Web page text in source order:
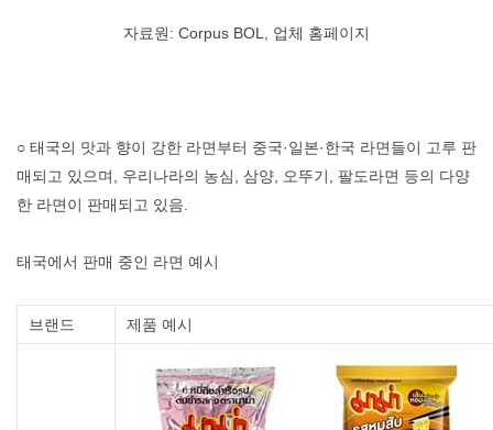
자료원: Corpus BOL, 업체 홈페이지
○ 태국의 맛과 향이 강한 라면부터 중국·일본·한국 라면들이 고루 판
매되고 있으며, 우리나라의 농심, 삼양, 오뚜기, 팔도라면 등의 다양
한 라면이 판매되고 있음.
태국에서 판매 중인 라면 예시
브랜드 제품 예시